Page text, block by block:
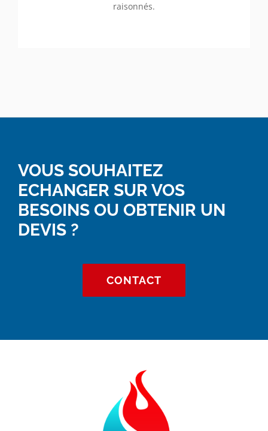
raisonnés.
VOUS SOUHAITEZ
ECHANGER SUR VOS
BESOINS OU OBTENIR UN
DEVIS ?
CONTACT